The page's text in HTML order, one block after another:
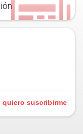
quiero suscribirme